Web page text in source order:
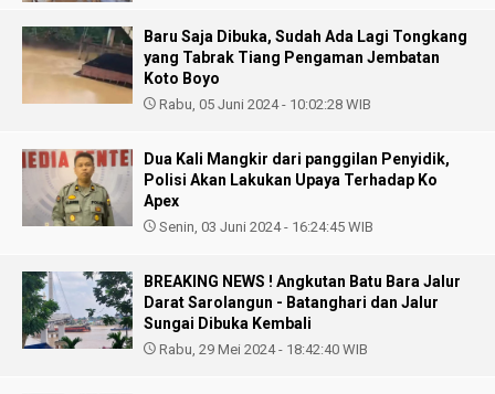
Baru Saja Dibuka, Sudah Ada Lagi Tongkang
yang Tabrak Tiang Pengaman Jembatan
Koto Boyo
Rabu, 05 Juni 2024 - 10:02:28 WIB
Dua Kali Mangkir dari panggilan Penyidik,
Polisi Akan Lakukan Upaya Terhadap Ko
Apex
Senin, 03 Juni 2024 - 16:24:45 WIB
BREAKING NEWS ! Angkutan Batu Bara Jalur
Darat Sarolangun - Batanghari dan Jalur
Sungai Dibuka Kembali
Rabu, 29 Mei 2024 - 18:42:40 WIB